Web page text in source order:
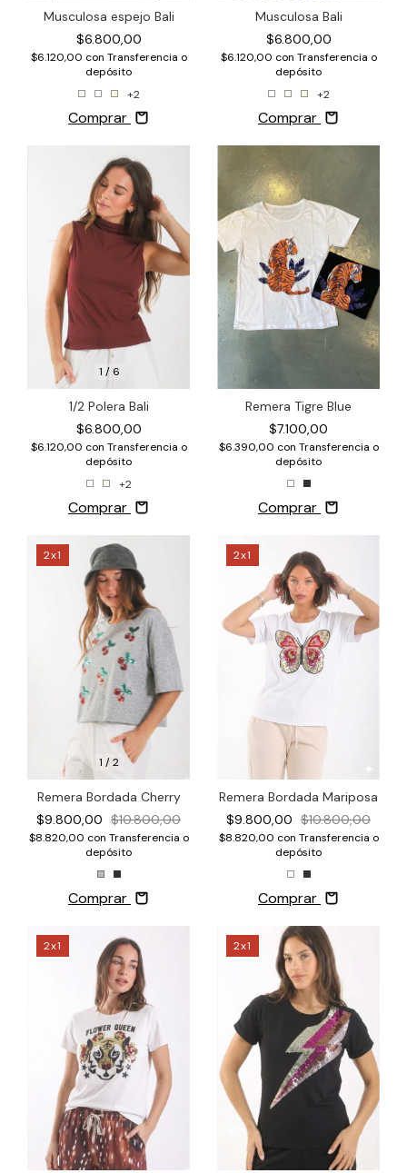
Musculosa espejo Bali
$6.800,00
$6.120,00 con Transferencia o
depósito
+2
Comprar
Musculosa Bali
$6.800,00
$6.120,00 con Transferencia o
depósito
+2
Comprar
1 / 6
1/2 Polera Bali
$6.800,00
$6.120,00 con Transferencia o
depósito
+2
Comprar
Remera Tigre Blue
$7.100,00
$6.390,00 con Transferencia o
depósito
Comprar
1 /2
2x1
Remera Bordada Cherry
$9.800,00 $10.800,00
$8.820,00 con Transferencia o
depósito
Comprar
2x1
Remera Bordada Mariposa
$9.800,00 $10.800,00
$8.820,00 con Transferencia o
depósito
Comprar
2x1 2x1